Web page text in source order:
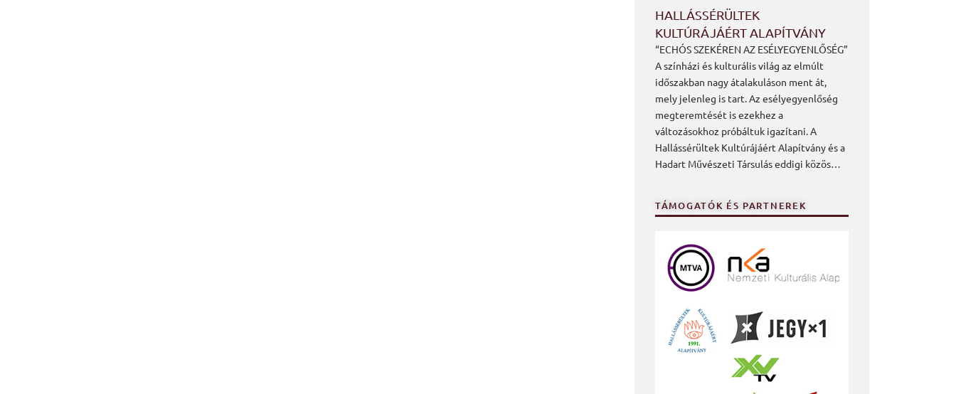
HALLÁSSÉRÜLTEK
KULTÚRÁJÁÉRT ALAPÍTVÁNY
“ECHÓS SZEKÉREN AZ ESÉLYEGYENLŐSÉG”
A színházi és kulturális világ az elmúlt
időszakban nagy átalakuláson ment át,
mely jelenleg is tart. Az esélyegyenlőség
megteremtését is ezekhez a
változásokhoz próbáltuk igazítani. A
Hallássérültek Kultúrájáért Alapítvány és a
Hadart Művészeti Társulás eddigi közös…
TÁMOGATÓK ÉS PARTNEREK